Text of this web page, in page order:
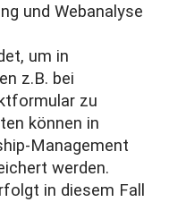
und Webanalyse
um in
z.B. bei
zu
können in
Management
werden.
in diesem Fall